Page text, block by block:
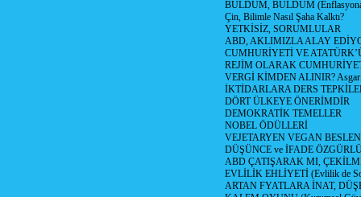
BULDUM, BULDUM
Çin, Bilimle Nasıl Şaha Kalktı?
YETKİSİZ, SORUMLULAR
ABD, AKLIMIZLA ALAY
CUMHURİYETİ VE
REJİM OLARAK
VERGİ KİMDEN ALINIR?
İKTİDARLARA DERS
DÖRT ÜLKEYE ÖNERİMDİR
DEMOKRATİK TEMELLER
NOBEL ÖDÜLLERİ
VEJETARYEN VEGAN
DÜŞÜNCE ve İFADE
ABD ÇATIŞARAK MI,
EVLİLİK EHLİYETİ (Evlilik de
ARTAN FYATLARA İNAT,